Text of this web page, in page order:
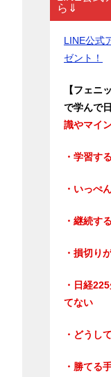
ら⇓
LINE公式
ゼント！
【フェニ
で学んで
識やマイ
・学習す
・いっぺ
・継続す
・損切り
・日経
てない
・どうし
・勝てる